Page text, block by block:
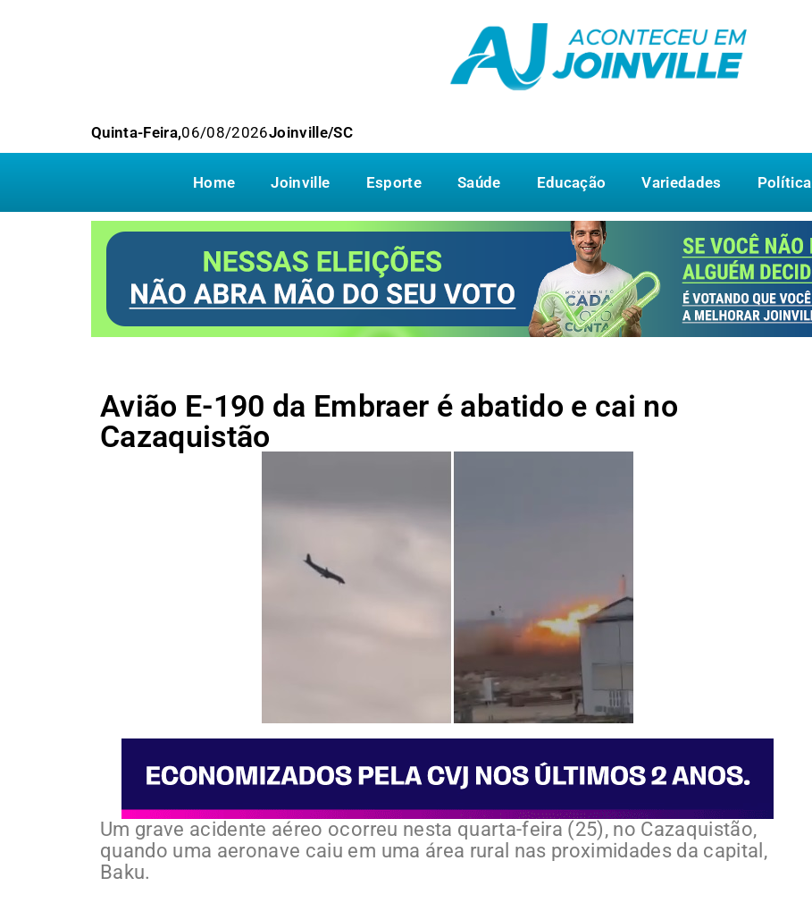
Quinta-Feira,06/08/2026Joinville/SC
Home Joinville Esporte Saúde Educação Variedades Política
Avião E-190 da Embraer é abatido e cai no
Cazaquistão
Um grave acidente aéreo ocorreu nesta quarta-feira (25), no Cazaquistão,
quando uma aeronave caiu em uma área rural nas proximidades da capital,
Baku.